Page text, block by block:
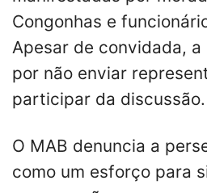
Congonhas e
Apesar de convidada,
por não enviar
participar da discussão.
O MAB denuncia a
como um esforço para